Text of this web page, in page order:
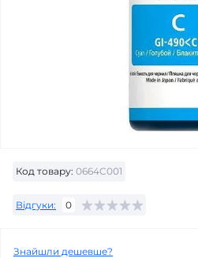
Код товару: 0664C001
Відгуки: 0
Знайшли дешевше?